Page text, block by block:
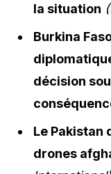
la situation
Burkina
décision
Le
drones